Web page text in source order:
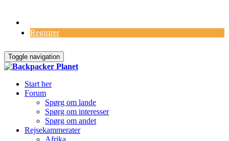
Registrer
Toggle navigation
Start her
Forum
Spørg om lande
Spørg om interesser
Spørg om andet
Rejsekammerater
Afrika